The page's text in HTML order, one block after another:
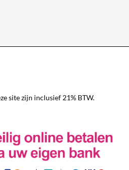
site zijn inclusief 21% BTW.